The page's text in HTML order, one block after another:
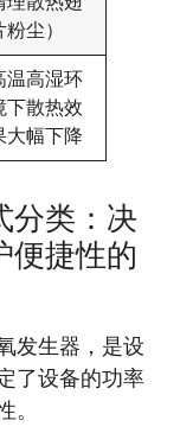
粉尘）
温高湿环
下散热效
大幅下降
分类：决
便捷性的
发生器，是设
了设备的功率
。